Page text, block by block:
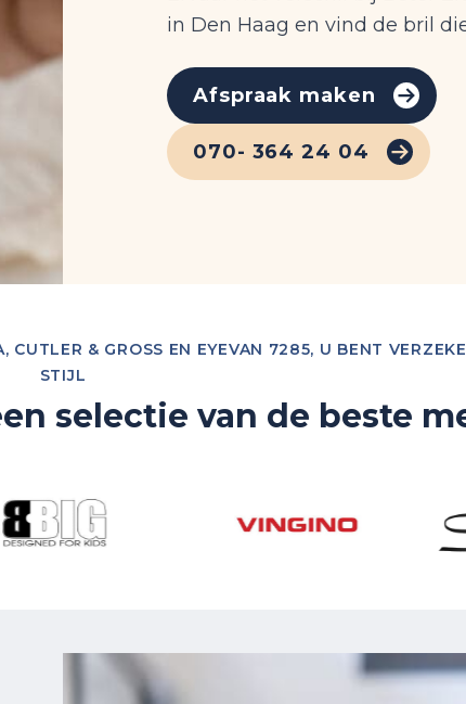
in Den Haag en vind de bril
Afspraak maken
070- 364 24 04
& GROSS EN EYEVAN 7285, U BENT
STIJL
selectie van de beste